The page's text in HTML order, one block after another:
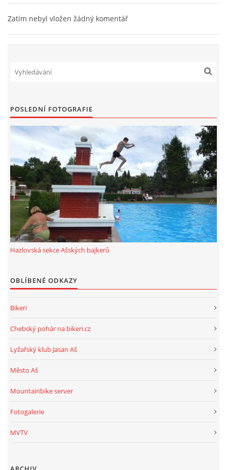
Zatím nebyl vložen žádný komentář
POSLEDNÍ FOTOGRAFIE
Hazlovská sekce Ašských bajkerů
OBLÍBENÉ ODKAZY
Bikeri
Chebský pohár na bikeri.cz
Lyžařský klub Jasan Aš
Město Aš
Mountainbike server
Fotogalerie
MVTV